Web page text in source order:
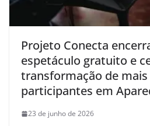
Projeto Conecta
espetáculo gratuito e
transformação de mais
participantes em
23 de junho de 2026